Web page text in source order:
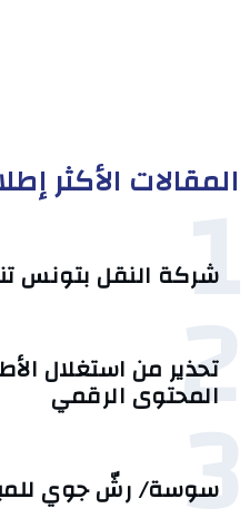
المقالات الأكثر
1
شركة النقل بتونس
2
تحذير من استغلال
المحتوى الرقمي
3
سوسة/ رشّ جوي